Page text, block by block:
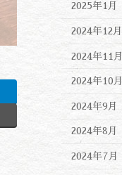
2025年1月
2024年12月
2024年11月
2024年10月
2024年9月
2024年8月
2024年7月